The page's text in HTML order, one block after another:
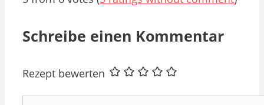
Schreibe einen Kommentar
Rezept bewerten